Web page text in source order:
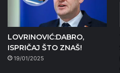
LOVRINOVIĆ:DABRO,
ISPRIČAJ ŠTO ZNAŠ!
19/01/2025